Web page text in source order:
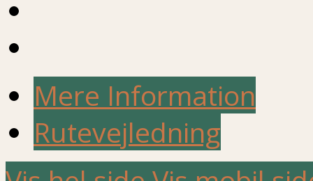
Mere Information
Rutevejledning